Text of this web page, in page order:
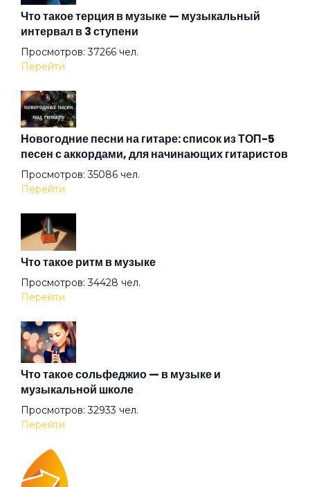
Всего лишь быть
Джульетта
Дыхание
Жажда
Живая вода
Заноза
Звёздные мальчики
Зверь
Что такое терция в музыке — музыкальный
интервал в 3 ступени
Просмотров: 37266 чел.
Перейти
Новогодние песни на гитаре: список из ТОП-5
песен с аккордами, для начинающих гитаристов
Просмотров: 35086 чел.
Перейти
Что такое ритм в музыке
Просмотров: 34428 чел.
Перейти
Что такое сольфеджио — в музыке и
музыкальной школе
Просмотров: 32933 чел.
Перейти